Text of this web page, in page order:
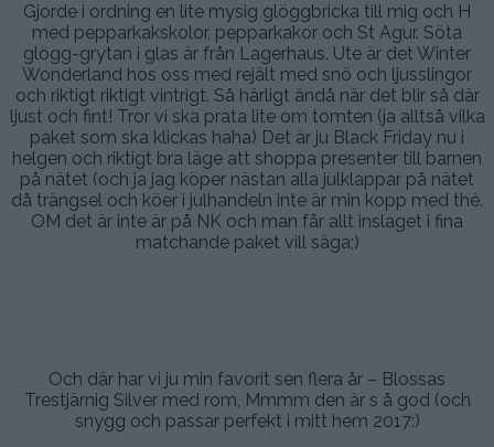
Gjorde i ordning en lite mysig glöggbricka till mig och H
med pepparkakskolor, pepparkakor och St Agur. Söta
glögg-grytan i glas är från Lagerhaus. Ute är det Winter
Wonderland hos oss med rejält med snö och ljusslingor
och riktigt riktigt vintrigt. Så härligt ändå när det blir så där
ljust och fint! Tror vi ska prata lite om tomten (ja alltså vilka
paket som ska klickas haha) Det är ju Black Friday nu i
helgen och riktigt bra läge att shoppa presenter till barnen
på nätet (och ja jag köper nästan alla julklappar på nätet
då trängsel och köer i julhandeln inte är min kopp med thé.
OM det är inte är på NK och man får allt inslaget i fina
matchande paket vill säga;)
Och där har vi ju min favorit sen flera år – Blossas
Trestjärnig Silver med rom, Mmmm den är s å god (och
snygg och passar perfekt i mitt hem 2017:)